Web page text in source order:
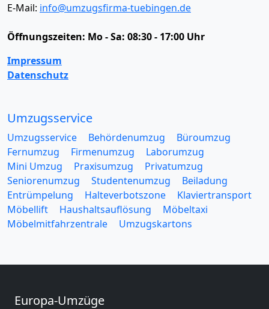
E-Mail: info@umzugsfirma-tuebingen.de
Öffnungszeiten: Mo - Sa: 08:30 - 17:00 Uhr
Impressum
Datenschutz
Umzugsservice
Umzugsservice Behördenumzug
Büroumzug
Fernumzug
Firmenumzug
Laborumzug
Mini Umzug
Praxisumzug
Privatumzug
Seniorenumzug
Studentenumzug
Beiladung
Entrümpelung
Halteverbotszone
Klaviertransport
Möbellift
Haushaltsauflösung
Möbeltaxi
Möbelmitfahrzentrale
Umzugskartons
Europa-Umzüge